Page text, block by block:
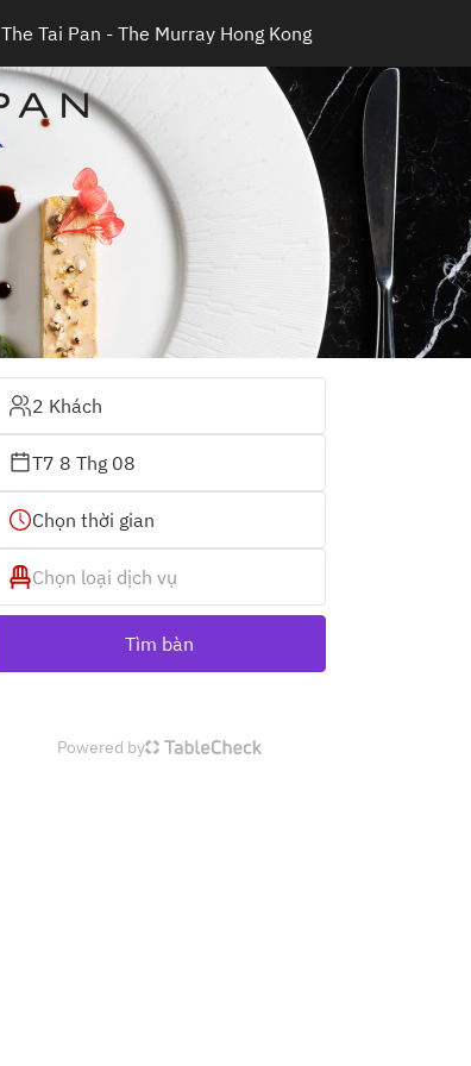
The Tai Pan - The Murray Hong Kong
2 Khách
T7 8 Thg 08
Chọn thời gian
Chọn loại dịch vụ
Tìm bàn
Powered by